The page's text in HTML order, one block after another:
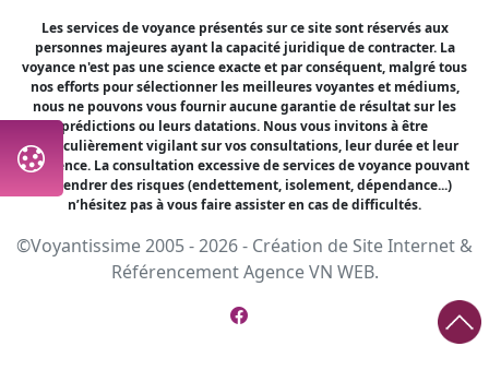
Les services de voyance présentés sur ce site sont réservés aux
personnes majeures ayant la capacité juridique de contracter. La
voyance n'est pas une science exacte et par conséquent, malgré tous
nos efforts pour sélectionner les meilleures voyantes et médiums,
nous ne pouvons vous fournir aucune garantie de résultat sur les
prédictions ou leurs datations. Nous vous invitons à être
particulièrement vigilant sur vos consultations, leur durée et leur
fréquence. La consultation excessive de services de voyance pouvant
engendrer des risques (endettement, isolement, dépendance...)
n’hésitez pas à vous faire assister en cas de difficultés.
©Voyantissime 2005 - 2026 - Création de Site Internet &
RéférencementAgence VN WEB.